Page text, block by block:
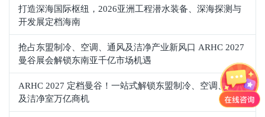
打造深海国际枢纽，2026亚洲工程潜水装备、深海探测与
开发展定档海南
抢占东盟制冷、空调、通风及洁净产业新风口 ARHC 2027
曼谷展会解锁东南亚千亿市场机遇
ARHC 2027 定档曼谷！一站式解锁东盟制冷、空调、通风
及洁净室万亿商机